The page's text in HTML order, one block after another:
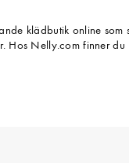
klädbutik online som
Hos Nelly.com finner